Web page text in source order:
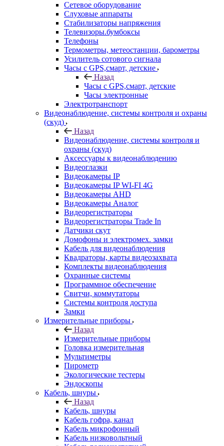
Сетевое оборудование
Слуховые аппараты
Стабилизаторы напряжения
Телевизоры.бумбоксы
Телефоны
Термометры, метеостанции, барометры
Усилитель сотового сигнала
Часы с GPS,смарт, детские
Назад
Часы с GPS,смарт, детские
Часы электронные
Электротранспорт
Видеонаблюдение, системы контроля и охраны
(скуд)
Назад
Видеонаблюдение, системы контроля и
охраны (скуд)
Аксессуары к видеонаблюдению
Видеоглазки
Видеокамеры IP
Видеокамеры IP WI-FI 4G
Видеокамеры AHD
Видеокамеры Аналог
Видеорегистраторы
Видеорегистраторы Trade In
Датчики скут
Домофоны и электромех. замки
Кабель для видеонаблюдения
Квадраторы, карты видеозахвата
Комплекты видеонаблюдения
Охранные системы
Программное обеспечение
Свитчи, коммутаторы
Системы контроля доступа
Замки
Измерительные приборы
Назад
Измерительные приборы
Головка измерительная
Мультиметры
Пирометр
Экологические тестеры
Эндоскопы
Кабель, шнуры
Назад
Кабель, шнуры
Кабель гофра, канал
Кабель микрофонный
Кабель низковольтный